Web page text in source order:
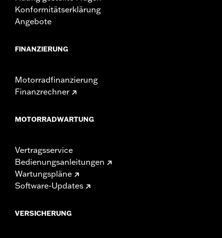
Konformitätserklärung
Angebote
FINANZIERUNG
Motorradfinanzierung
Finanzrechner
MOTORRADWARTUNG
Vertragsservice
Bedienungsanleitungen
Wartungspläne
Software-Updates
VERSICHERUNG